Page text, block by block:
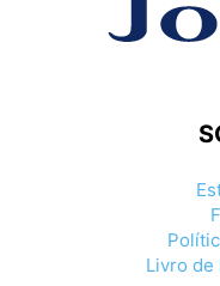
Livro de